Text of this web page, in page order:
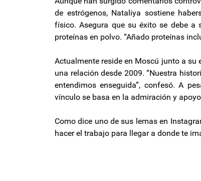
de estrógenos, Nataliya sostiene
físico. Asegura que su éxito se debe
proteínas en polvo. “Añado proteínas
Actualmente reside en Moscú junto a
una relación desde 2009. “Nuestra
entendimos enseguida”, confesó. A
vínculo se basa en la admiración y
Como dice uno de sus lemas en
hacer el trabajo para llegar a donde te